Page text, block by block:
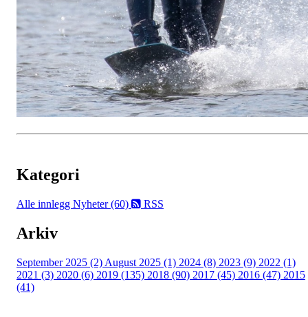
Kategori
Alle innlegg Nyheter (60) RSS
Arkiv
September 2025 (2) August 2025 (1) 2024 (8) 2023 (9) 2022 (1)
2021 (3) 2020 (6) 2019 (135) 2018 (90) 2017 (45) 2016 (47) 2015
(41)